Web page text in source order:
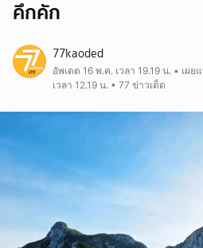
คึกคัก
77kaoded
อัพเดต 16 พ.ค. เวลา 19.19 น. • เผย
เวลา 12.19 น. • 77 ข่าวเด็ด